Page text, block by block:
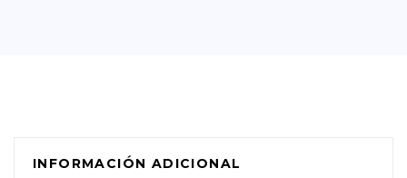
INFORMACIÓN ADICIONAL